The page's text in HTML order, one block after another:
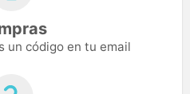
un código en tu email